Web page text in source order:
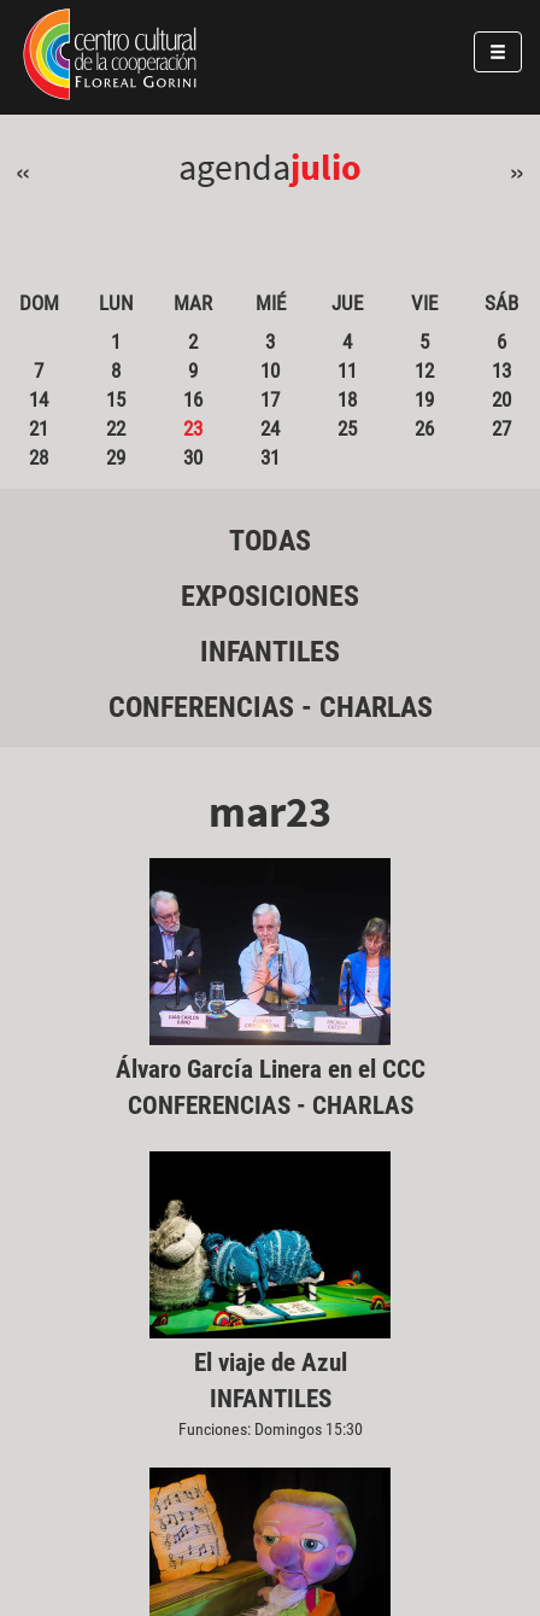
Pasar al contenido principal
Jump to main content
« agendajulio »
DOM LUN MAR MIÉ JUE VIE
SÁB
1
2 3 4 5
6
7
8 9 10 11 12
13
14
15 16 17 18 19
20
21
22 23 24 25 26
27
28
29 30 31
TODAS
EXPOSICIONES
INFANTILES
CONFERENCIAS - CHARLAS
mar23
Álvaro García Linera en el CCC
CONFERENCIAS - CHARLAS
El viaje de Azul
INFANTILES
Funciones: Domingos 15:30